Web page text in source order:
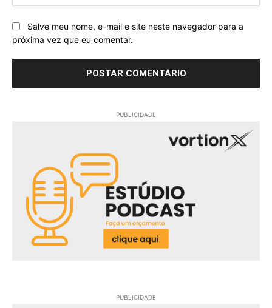
Salve meu nome, e-mail e site neste navegador para a
próxima vez que eu comentar.
PUBLICIDADE
PUBLICIDADE